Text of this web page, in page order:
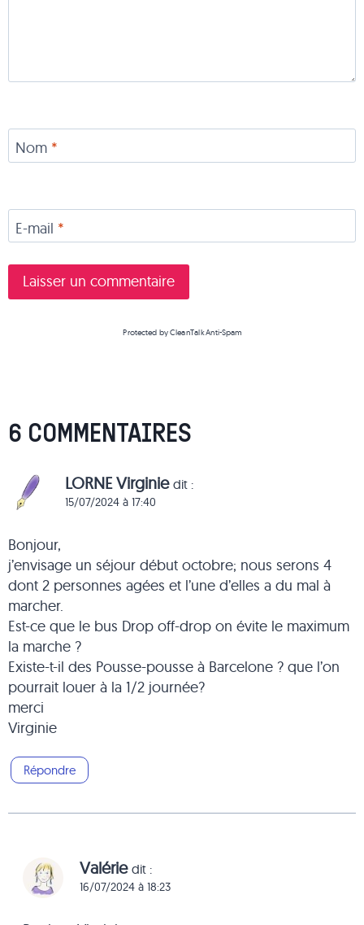
Nom *
E-mail *
Protected byCleanTalk Anti-Spam
6 COMMENTAIRES
LORNE Virginie dit :
15/07/2024 à 17:40
Bonjour,
j’envisage un séjour début octobre; nous serons 4
dont 2 personnes agées et l’une d’elles a du mal à
marcher.
Est-ce que le bus Drop off-drop on évite le maximum
la marche ?
Existe-t-il des Pousse-pousse à Barcelone ? que l’on
pourrait louer à la 1/2 journée?
merci
Virginie
Répondre
Valérie dit :
16/07/2024 à 18:23